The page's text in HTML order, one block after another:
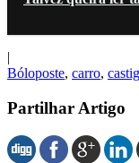
|
Bóloposte, carro,
Partilhar Artigo